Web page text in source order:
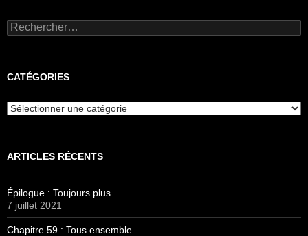
Rechercher :
CATÉGORIES
Catégories
ARTICLES RÉCENTS
Épilogue : Toujours plus
7 juillet 2021
Chapitre 59 : Tous ensemble